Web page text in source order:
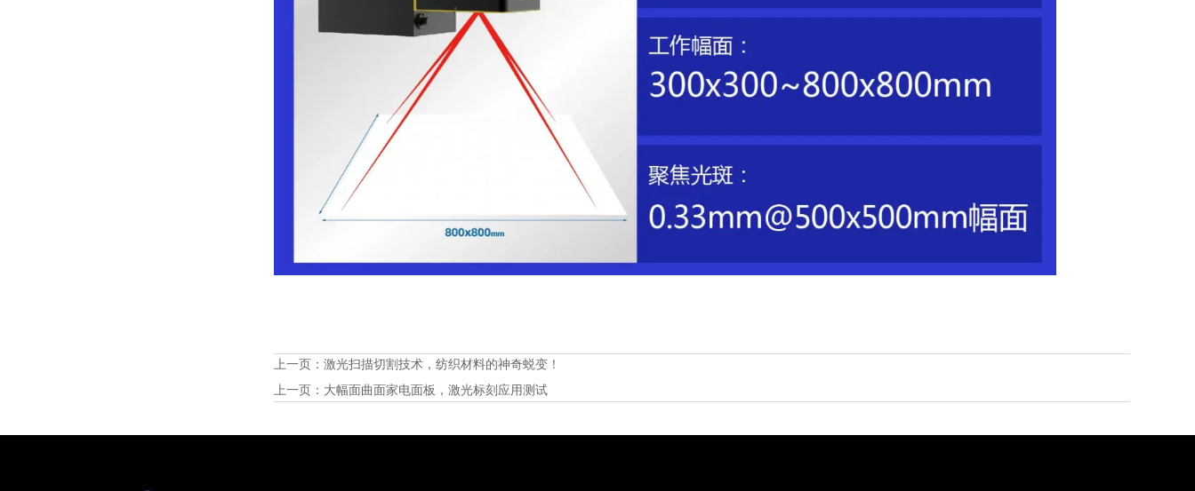
上一页：激光扫描切割技术，纺织材料的神奇蜕变！
上一页： 大幅面曲面家电面板，激光标刻应用测试